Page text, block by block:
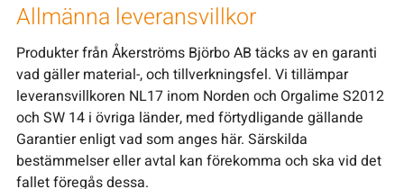
Allmänna leveransvillkor
Produkter från Åkerströms Björbo AB täcks av en garanti
vad gäller material-, och tillverkningsfel. Vi tillämpar
leveransvillkoren NL17 inom Norden och Orgalime S2012
och SW 14 i övriga länder, med förtydligande gällande
Garantier enligt vad som anges här. Särskilda
bestämmelser eller avtal kan förekomma och ska vid det
fallet föregås dessa.